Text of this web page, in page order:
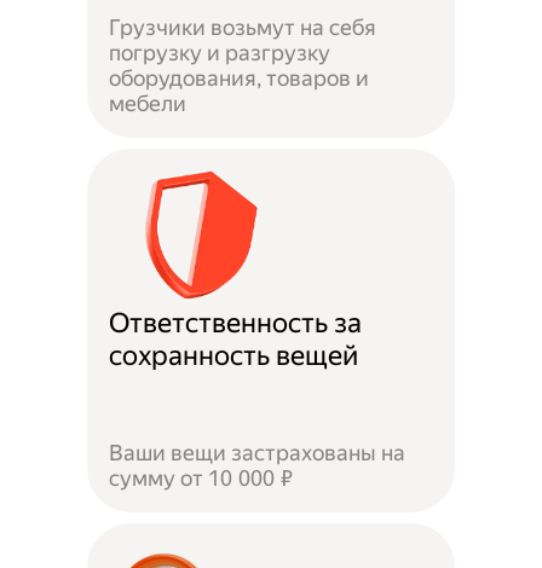
Грузчики возьмут на себя
погрузку и разгрузку
оборудования, товаров и
мебели
Ответственность за
сохранность вещей
Ваши вещи застрахованы на
сумму от 10 000 ₽